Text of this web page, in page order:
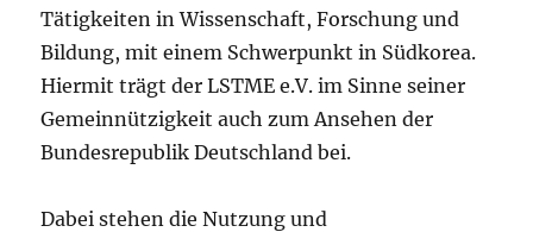
Tätigkeiten in Wissenschaft, Forschung und
Bildung, mit einem Schwerpunkt in Südkorea.
Hiermit trägt der LSTME e.V. im Sinne seiner
Gemeinnützigkeit auch zum Ansehen der
Bundesrepublik Deutschland bei.
Dabei stehen die Nutzung und